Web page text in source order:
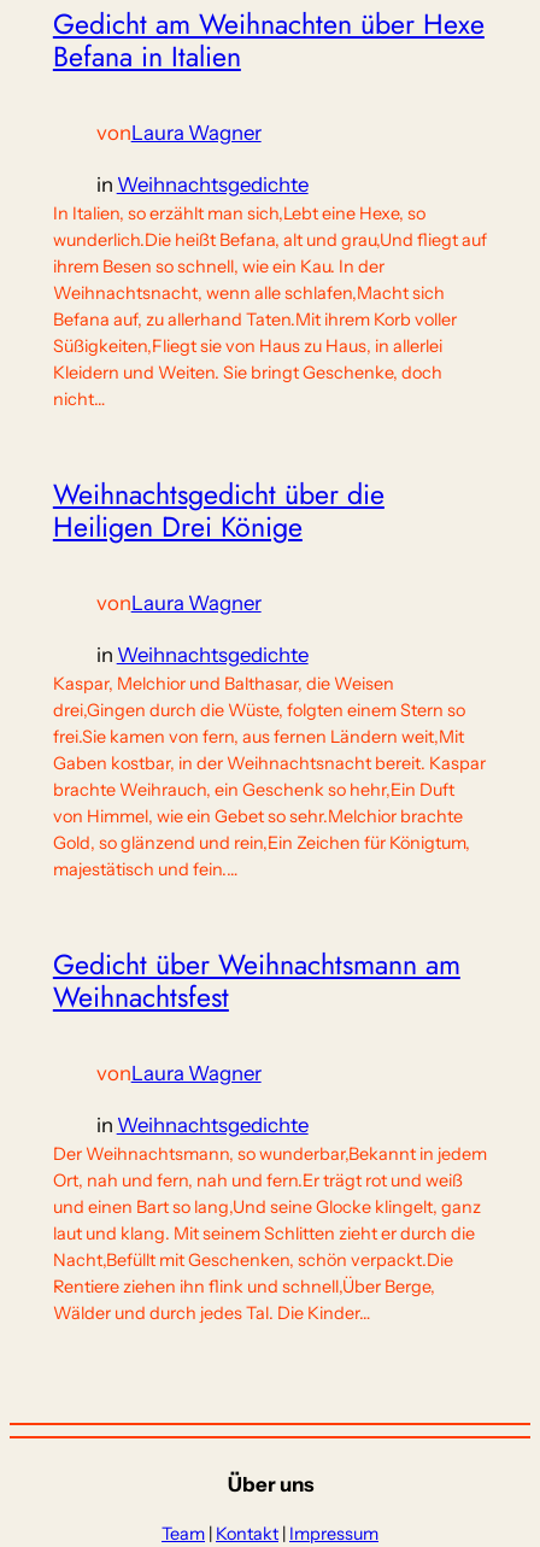
Gedicht am Weihnachten über Hexe
Befana in Italien
vonLaura Wagner
in Weihnachtsgedichte
In Italien, so erzählt man sich,Lebt eine Hexe, so
wunderlich.Die heißt Befana, alt und grau,Und fliegt auf
ihrem Besen so schnell, wie ein Kau. In der
Weihnachtsnacht, wenn alle schlafen,Macht sich
Befana auf, zu allerhand Taten.Mit ihrem Korb voller
Süßigkeiten,Fliegt sie von Haus zu Haus, in allerlei
Kleidern und Weiten. Sie bringt Geschenke, doch
nicht…
Weihnachtsgedicht über die
Heiligen Drei Könige
vonLaura Wagner
in Weihnachtsgedichte
Kaspar, Melchior und Balthasar, die Weisen
drei,Gingen durch die Wüste, folgten einem Stern so
frei.Sie kamen von fern, aus fernen Ländern weit,Mit
Gaben kostbar, in der Weihnachtsnacht bereit. Kaspar
brachte Weihrauch, ein Geschenk so hehr,Ein Duft
von Himmel, wie ein Gebet so sehr.Melchior brachte
Gold, so glänzend und rein,Ein Zeichen für Königtum,
majestätisch und fein.…
Gedicht über Weihnachtsmann am
Weihnachtsfest
vonLaura Wagner
in Weihnachtsgedichte
Der Weihnachtsmann, so wunderbar,Bekannt in jedem
Ort, nah und fern, nah und fern.Er trägt rot und weiß
und einen Bart so lang,Und seine Glocke klingelt, ganz
laut und klang. Mit seinem Schlitten zieht er durch die
Nacht,Befüllt mit Geschenken, schön verpackt.Die
Rentiere ziehen ihn flink und schnell,Über Berge,
Wälder und durch jedes Tal. Die Kinder…
Über uns
Team | Kontakt | Impressum